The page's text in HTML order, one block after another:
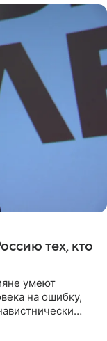
тех, кто
умеют
на ошибку,